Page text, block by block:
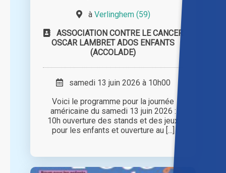
à Verlinghem (59)
ASSOCIATION CONTRE LE CANCER
OSCAR LAMBRET ADOS ENFANTS
(ACCOLADE)
samedi 13 juin 2026 à 10h00
Voici le programme pour la journée
américaine du samedi 13 juin 2026 :
10h ouverture des stands et des jeux
pour les enfants et ouverture au [...]